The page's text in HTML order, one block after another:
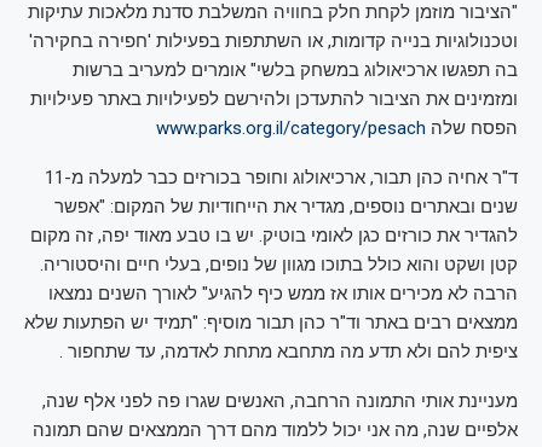
"הציבור מוזמן לקחת חלק בחוויה המשלבת סדנת מלאכות עתיקות
וטכנולוגיות בנייה קדומות, או השתתפות בפעילות 'חפירה בחקירה'
בה תפגשו ארכיאולוג במשחק בלשי" אומרים למעריב ברשות
ומזמינים את הציבור להתעדכן ולהירשם לפעילויות באתר פעילויות
הפסח שלה www.parks.org.il/category/pesach
ד"ר אחיה כהן תבור, ארכיאולוג וחופר בכורזים כבר למעלה מ-11
שנים ובאתרים נוספים, מגדיר את הייחודיות של המקום: "אפשר
להגדיר את כורזים כגן לאומי בוטיק. יש בו טבע מאוד יפה, זה מקום
קטן ושקט והוא כולל בתוכו מגוון של נופים, בעלי חיים והיסטוריה.
הרבה לא מכירים אותו אז ממש כיף להגיע" לאורך השנים נמצאו
ממצאים רבים באתר וד"ר כהן תבור מוסיף: "תמיד יש הפתעות שלא
ציפית להם ולא תדע מה מתחבא מתחת לאדמה, עד שתחפור .
מעניינת אותי התמונה הרחבה, האנשים שגרו פה לפני אלף שנה,
אלפיים שנה, מה אני יכול ללמוד מהם דרך הממצאים שהם תמונה